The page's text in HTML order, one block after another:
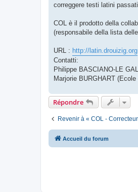
correggere testi latini
COL è il prodotto della
(responsabile della lista
URL : http://latin.drouizig.org
Contatti:
Philippe BASCIANO-LE
Marjorie BURGHART
Répondre
Revenir à « COL -
Accueil du forum